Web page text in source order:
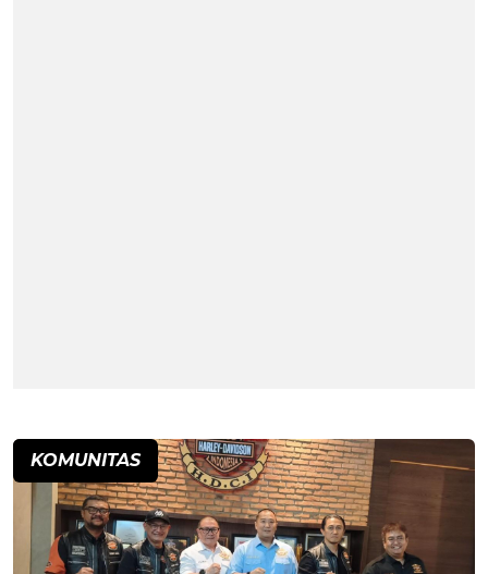
KOMUNITAS